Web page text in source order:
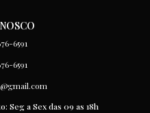
6591
6591
Seg a Sex das 09 as 18h